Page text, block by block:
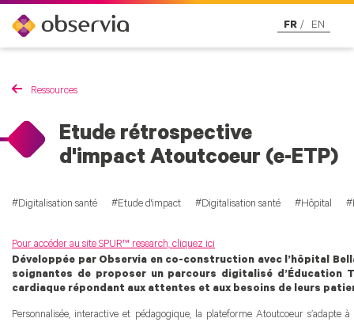
FR EN
Ressources
Etude rétrospective
d'impact Atoutcoeur (e-ETP)
Digitalisation santé Etude d'impact Digitalisation santé Hôpital
Pour accéder au site SPUR™ research, cliquez ici
Développée par Observia en co-construction avec l’hôpital
soignantes de proposer un parcours digitalisé d’Éducation
cardiaque répondant aux attentes et aux besoins de leurs
Personnalisée, interactive et pédagogique, la plateforme Atoutcoeur